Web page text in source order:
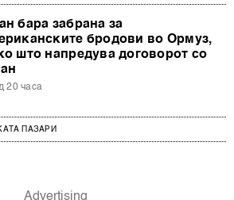
бара забрана за
бродови во Ормуз,
што напредува договорот со
20 часа
ПАЗАРИ